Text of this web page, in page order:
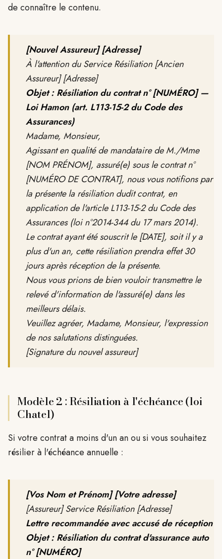
de connaître le contenu.
[Nouvel Assureur] [Adresse]
À l'attention du Service Résiliation [Ancien
Assureur] [Adresse]
Objet : Résiliation du contrat n° [NUMÉRO] —
Loi Hamon (art. L113-15-2 du Code des
Assurances)
Madame, Monsieur,
Agissant en qualité de mandataire de M./Mme
[NOM PRÉNOM], assuré(e) sous le contrat n°
[NUMÉRO DE CONTRAT], nous vous notifions par
la présente la résiliation dudit contrat, en
application de l'article L113-15-2 du Code des
Assurances (loi n°2014-344 du 17 mars 2014).
Le contrat ayant été souscrit le [DATE], soit il y a
plus d'un an, cette résiliation prendra effet 30
jours après réception de la présente.
Nous vous prions de bien vouloir transmettre le
relevé d'information de l'assuré(e) dans les
meilleurs délais.
Veuillez agréer, Madame, Monsieur, l'expression
de nos salutations distinguées.
[Signature du nouvel assureur]
Modèle 2 : Résiliation à l'échéance (loi
Chatel)
Si votre contrat a moins d'un an ou si vous souhaitez
résilier à l'échéance annuelle :
[Vos Nom et Prénom] [Votre adresse]
[Assureur] Service Résiliation [Adresse]
Lettre recommandée avec accusé de réception
Objet : Résiliation du contrat d'assurance auto
n° [NUMÉRO]